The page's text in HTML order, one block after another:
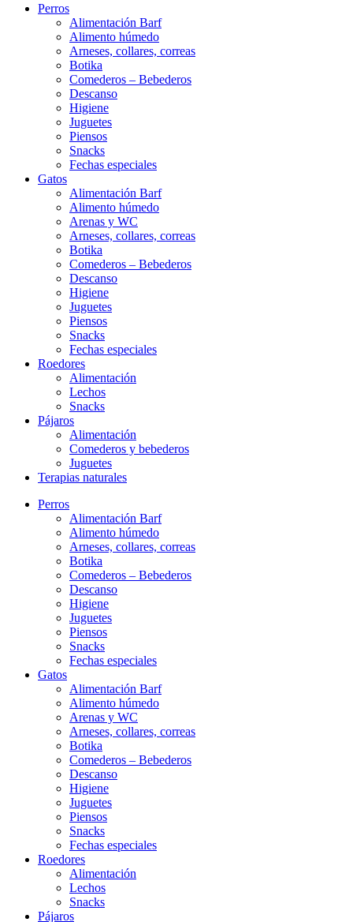
Perros
Alimentación Barf
Alimento húmedo
Arneses, collares, correas
Botika
Comederos – Bebederos
Descanso
Higiene
Juguetes
Piensos
Snacks
Fechas especiales
Gatos
Alimentación Barf
Alimento húmedo
Arenas y WC
Arneses, collares, correas
Botika
Comederos – Bebederos
Descanso
Higiene
Juguetes
Piensos
Snacks
Fechas especiales
Roedores
Alimentación
Lechos
Snacks
Pájaros
Alimentación
Comederos y bebederos
Juguetes
Terapias naturales
Perros
Alimentación Barf
Alimento húmedo
Arneses, collares, correas
Botika
Comederos – Bebederos
Descanso
Higiene
Juguetes
Piensos
Snacks
Fechas especiales
Gatos
Alimentación Barf
Alimento húmedo
Arenas y WC
Arneses, collares, correas
Botika
Comederos – Bebederos
Descanso
Higiene
Juguetes
Piensos
Snacks
Fechas especiales
Roedores
Alimentación
Lechos
Snacks
Pájaros